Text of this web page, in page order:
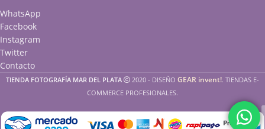
WhatsApp
Facebook
Instagram
Twitter
Contacto
TIENDA FOTOGRAFÍA MAR DEL PLATA 2020 - DISEÑO GEAR invent!. TIENDAS E-
COMMERCE PROFESIONALES.